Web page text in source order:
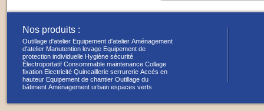
Nos produits :
Outillage d'atelier Equipement d'atelier Aménagement
d'atelier Manutention levage Equipement de
protection individuelle Hygiène sécurité
Électroportatif Consommable maintenance Collage
fixation Electricité Quincaillerie serrurerie Accès en
hauteur Equipement de chantier Outillage du
bâtiment Aménagement urbain espaces verts